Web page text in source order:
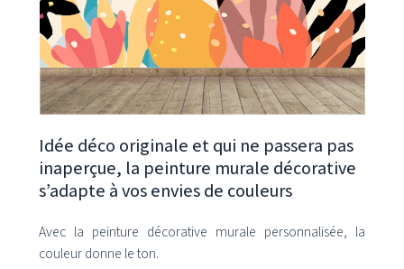
Idée déco originale et qui ne passera pas
inaperçue, la peinture murale décorative
s’adapte à vos envies de couleurs
Avec la peinture décorative murale personnalisée, la
couleur donne le ton.